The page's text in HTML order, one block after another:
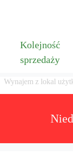
Kolejność
sprzedaży
Wynajem z lokal